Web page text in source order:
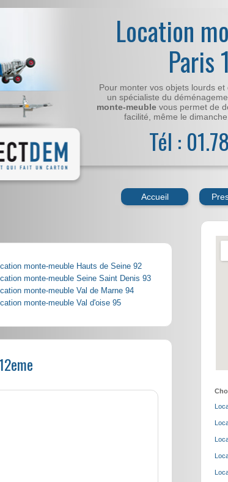
Location
Paris
Pour monter vos objets lourds
un spécialiste du
monte-meuble vous permet de
facilité, même le
Tél :
Accueil
monte-meuble Hauts de Seine 92
monte-meuble Seine Saint Denis 93
monte-meuble Val de Marne 94
monte-meuble Val d'oise 95